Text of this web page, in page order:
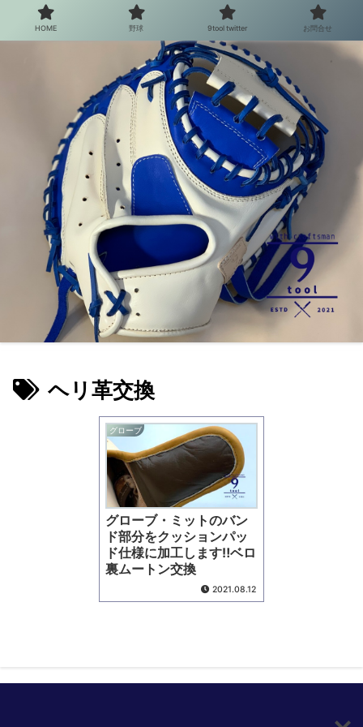
ヘリ革交換
グローブ
グローブ・ミットのバン
ド部分をクッションパッ
ド仕様に加工します‼︎ベロ
裏ムートン交換
2021.08.12
HOME 野球 9tool twitter お問合せ